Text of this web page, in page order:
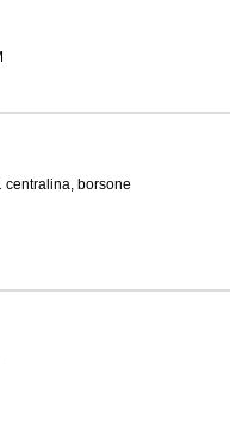
centralina, borsone